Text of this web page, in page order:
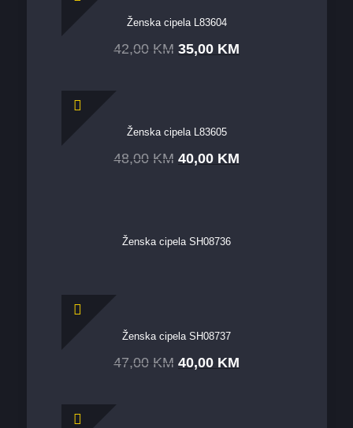
Ženska cipela L83604
42,00 KM 35,00 KM
Ženska cipela L83605
48,00 KM 40,00 KM
Ženska cipela SH08736
Ženska cipela SH08737
47,00 KM 40,00 KM